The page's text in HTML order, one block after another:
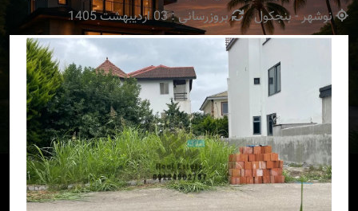
نوشهر - بنجکول بروزرسانی : 03 اردیبهشت 1405